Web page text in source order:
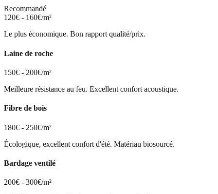
Recommandé
120€ - 160€/m²
Le plus économique. Bon rapport qualité/prix.
Laine de roche
150€ - 200€/m²
Meilleure résistance au feu. Excellent confort acoustique.
Fibre de bois
180€ - 250€/m²
Écologique, excellent confort d'été. Matériau biosourcé.
Bardage ventilé
200€ - 300€/m²